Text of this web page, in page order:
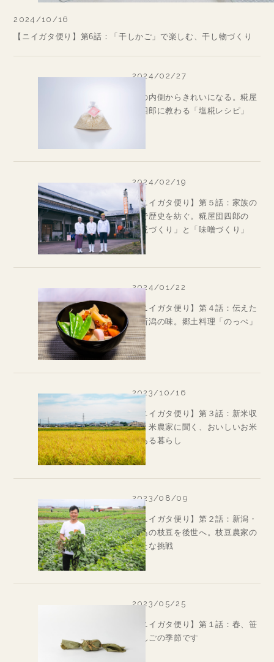
2024/10/16
【ニイガタ便り】第6話：「干しかご」で楽しむ、干し物づくり
2024/02/27
体の内側からきれいになる。糀屋
団四郎に教わる「塩糀レシピ」
2024/02/19
【ニイガタ便り】第５話：家族の
絆で歴史を紡ぐ。糀屋団四郎の
「糀づくり」と「味噌づくり」
2024/01/22
【ニイガタ便り】第４話：伝えた
い新潟の味。郷土料理「のっぺ」
2023/10/16
【ニイガタ便り】第３話：新米収
穫。米農家に聞く、おいしいお米
のある暮らし
2023/08/09
【ニイガタ便り】第２話：新潟・
黒鳥の枝豆を後世へ。枝豆農家の
新たな挑戦
2023/05/25
【ニイガタ便り】第１話：春、笹
だんごの季節です